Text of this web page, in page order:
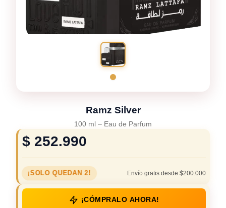
Ramz Silver
100 ml – Eau de Parfum
$ 252.990
¡SOLO QUEDAN 2! Envío gratis desde $200.000
¡CÓMPRALO AHORA!